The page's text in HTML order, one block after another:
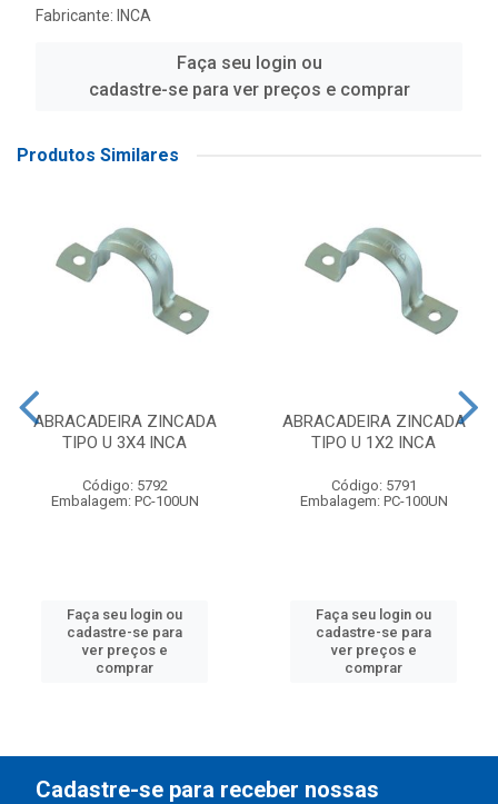
Fabricante: INCA
Faça seu login ou
cadastre-se para ver preços e comprar
Produtos Similares
ABRACADEIRA ZINCADA
TIPO U 3X4 INCA
Código: 5792
Embalagem: PC-100UN
Faça seu login ou
cadastre-se para
ver preços e
comprar
ABRACADEIRA ZINCADA
TIPO U 1X2 INCA
Código: 5791
Embalagem: PC-100UN
Faça seu login ou
cadastre-se para
ver preços e
comprar
Cadastre-se para receber nossas